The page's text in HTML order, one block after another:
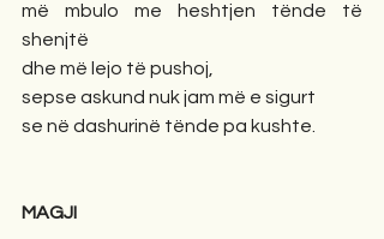
më mbulo me heshtjen tënde të
shenjtë
dhe më lejo të pushoj,
sepse askund nuk jam më e sigurt
se në dashurinë tënde pa kushte.
MAGJI